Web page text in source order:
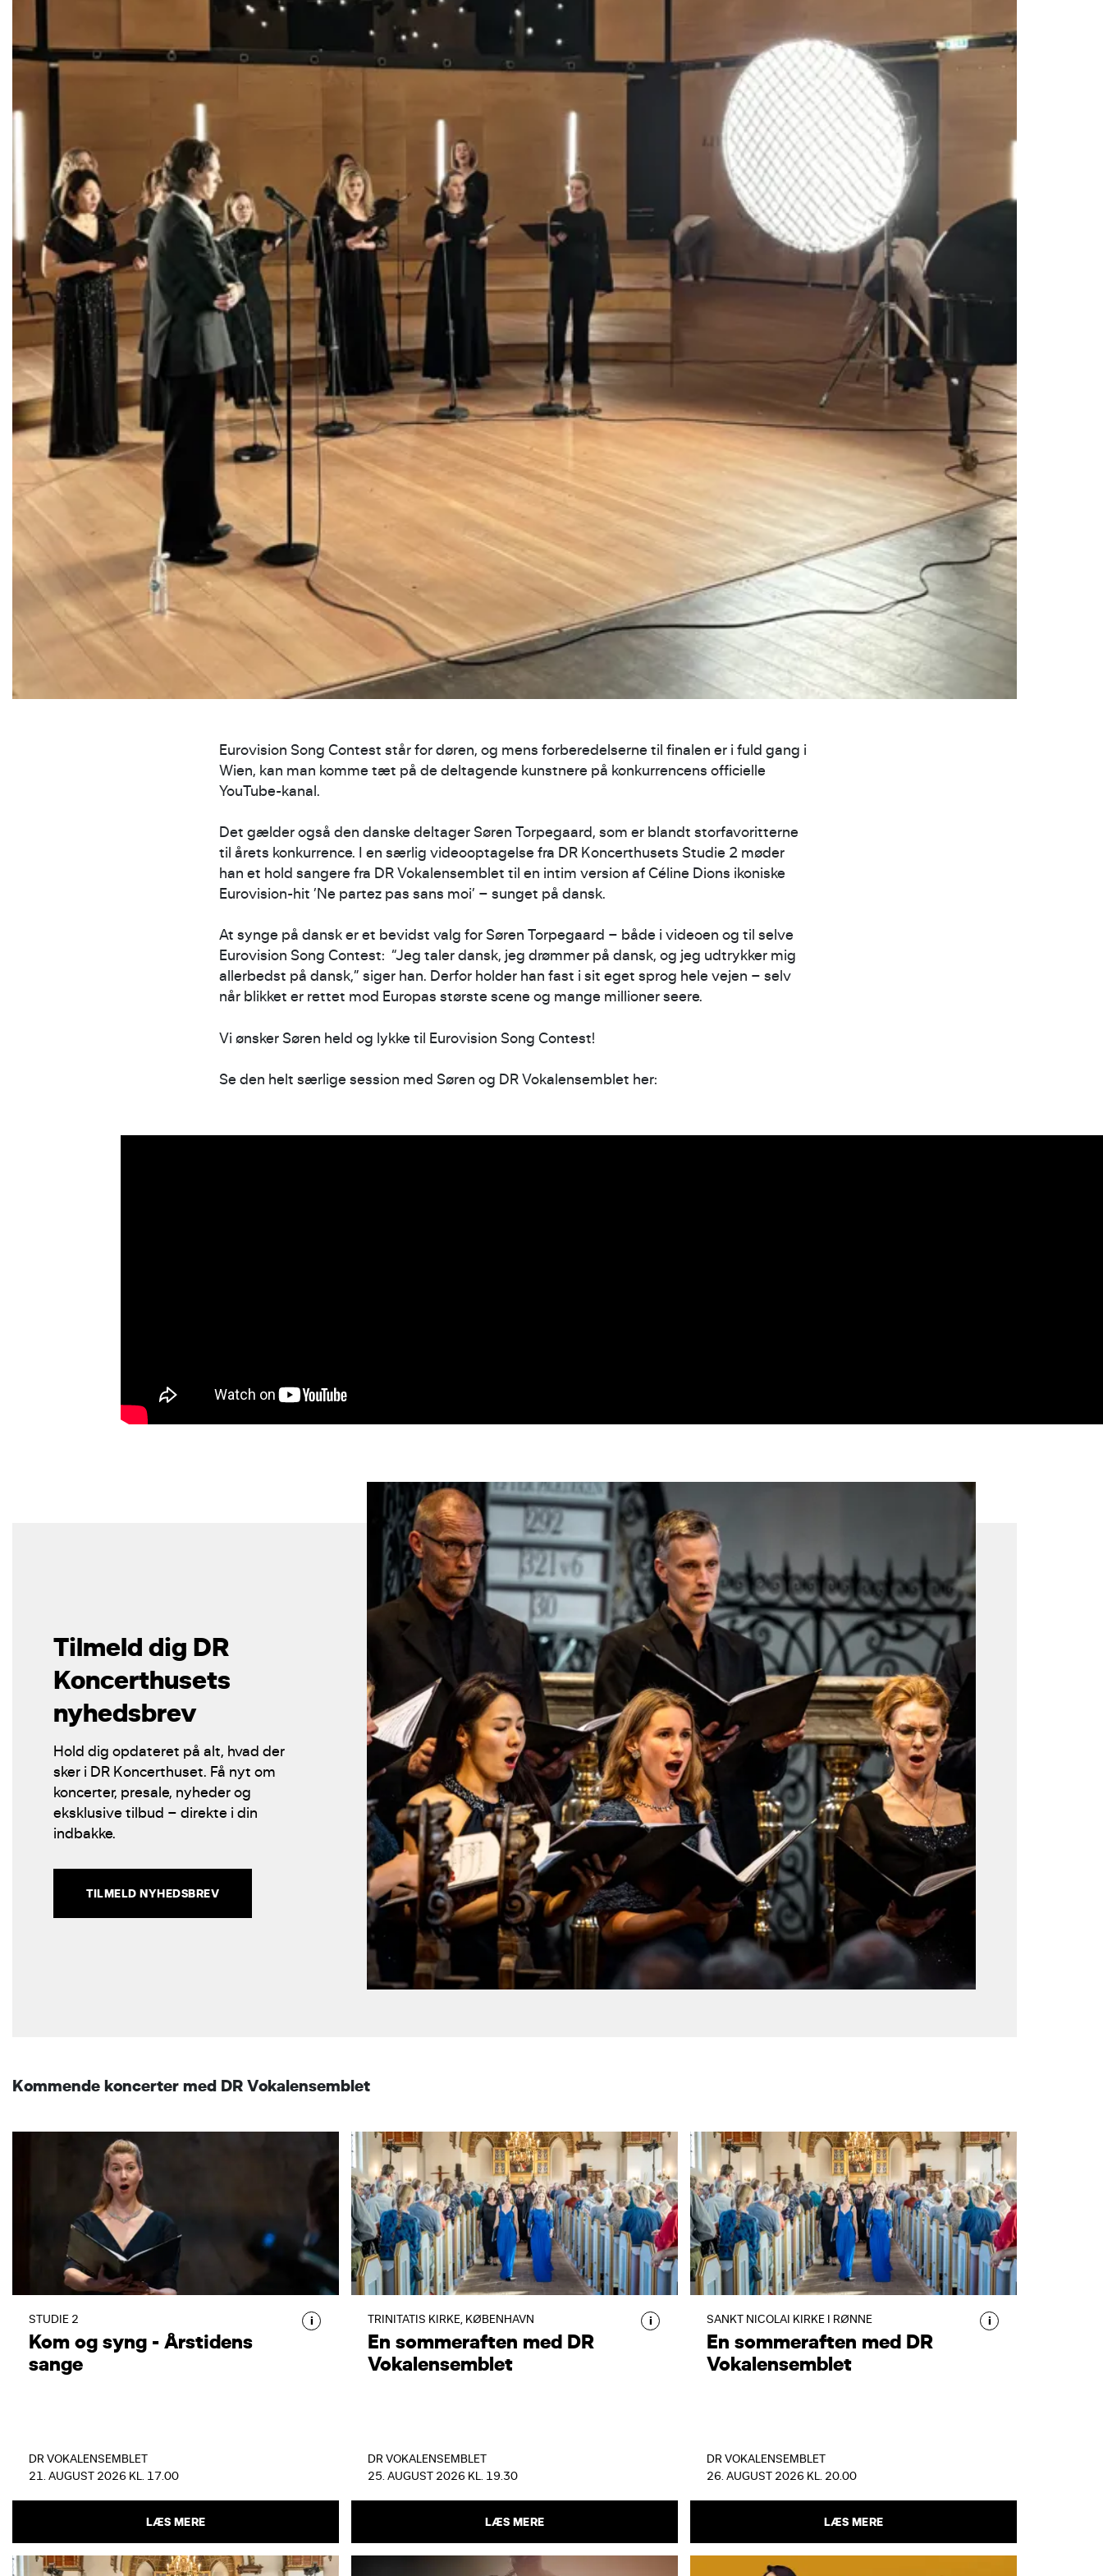
Eurovision Song Contest står for døren, og mens forberedelserne til finalen er i fuld gang i
Wien, kan man komme tæt på de deltagende kunstnere på konkurrencens officielle
YouTube-kanal.
Det gælder også den danske deltager Søren Torpegaard, som er blandt storfavoritterne
til årets konkurrence. I en særlig videooptagelse fra DR Koncerthusets Studie 2 møder
han et hold sangere fra DR Vokalensemblet til en intim version af Céline Dions ikoniske
Eurovision-hit ’Ne partez pas sans moi’ – sunget på dansk.
At synge på dansk er et bevidst valg for Søren Torpegaard – både i videoen og til selve
Eurovision Song Contest: “Jeg taler dansk, jeg drømmer på dansk, og jeg udtrykker mig
allerbedst på dansk,” siger han. Derfor holder han fast i sit eget sprog hele vejen – selv
når blikket er rettet mod Europas største scene og mange millioner seere.
Vi ønsker Søren held og lykke til Eurovision Song Contest!
Se den helt særlige session med Søren og DR Vokalensemblet her:
Tilmeld dig DR
Koncerthusets
nyhedsbrev
Hold dig opdateret på alt, hvad der
sker i DR Koncerthuset. Få nyt om
koncerter, presale, nyheder og
eksklusive tilbud – direkte i din
indbakke.
TILMELD NYHEDSBREV
Kommende koncerter med DR Vokalensemblet
STUDIE 2
Kom og syng - Årstidens
sange
i
DR VOKALENSEMBLET
21. AUGUST 2026 KL. 17.00
LÆS MERE
DR VOKALENSEMBLET | CARSTEN
SEYER-HANSEN VÆRT OG DIRIGENT
KOM OG SYNG - ÅRSTIDENS
SANGE
Kom og syng med, når DR
Vokalensemblet inviterer til fællessang
ved fyraftenstid i DR Koncerthusets
Studie 2.
TRINITATIS KIRKE, KØBENHAVN
En sommeraften med DR
Vokalensemblet
i
DR VOKALENSEMBLET
25. AUGUST 2026 KL. 19.30
LÆS MERE
DR VOKALENSEMBLET | CARSTEN
SEYER-HANSEN DIRIGENT
EN SOMMERAFTEN MED DR
VOKALENSEMBLET
DR Vokalensemblet hylder
sensommeren med et lysende nordisk
program fuld af kærlighedssange,
folkelige melodier og poetiske
miniaturer.
SANKT NICOLAI KIRKE I RØNNE
En sommeraften med DR
Vokalensemblet
i
DR VOKALENSEMBLET
26. AUGUST 2026 KL. 20.00
LÆS MERE
DR VOKALENSEMBLET | CARSTEN
SEYER-HANSEN DIRIGENT
EN SOMMERAFTEN MED DR
VOKALENSEMBLET
DR Vokalensemblet hylder
sensommeren med et lysende nordisk
program fuld af kærlighedssange,
folkelige melodier og poetiske
miniaturer.